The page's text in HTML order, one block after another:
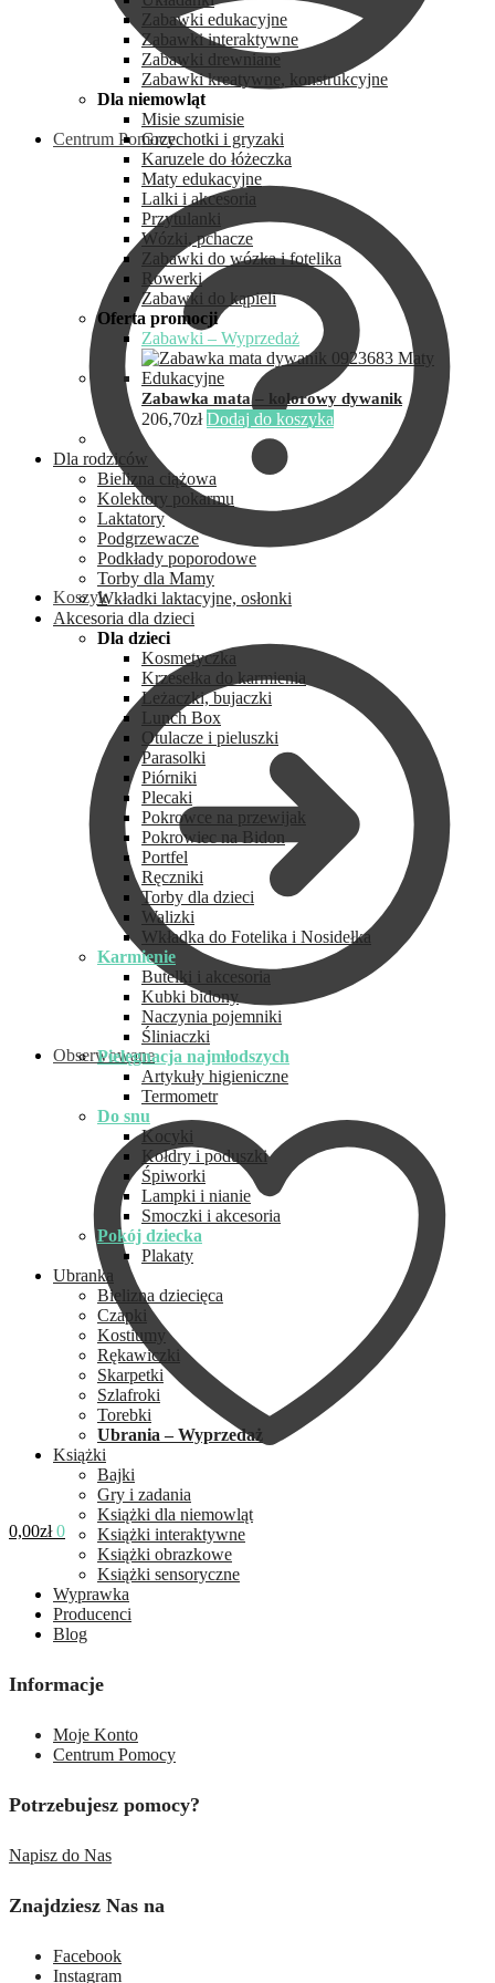
Centrum Pomocy
Koszyk
Obserwowane
0,00zł 0
Zabawki edukacyjne
Zabawki interaktywne
Zabawki drewniane
Zabawki kreatywne, konstrukcyjne
Dla niemowląt
Misie szumisie
Grzechotki i gryzaki
Karuzele do łóżeczka
Maty edukacyjne
Lalki i akcesoria
Przytulanki
Wózki, pchacze
Zabawki do wózka i fotelika
Rowerki
Zabawki do kąpieli
Oferta promocji
Zabawki – Wyprzedaż
Zabawka mata – kolorowy dywanik
206,70zł Dodaj do koszyka
Dla rodziców
Bielizna ciążowa
Kolektory pokarmu
Laktatory
Podgrzewacze
Podkłady poporodowe
Torby dla Mamy
Wkładki laktacyjne, osłonki
Akcesoria dla dzieci
Dla dzieci
Kosmetyczka
Krzesełka do karmienia
Leżaczki, bujaczki
Lunch Box
Otulacze i pieluszki
Parasolki
Piórniki
Plecaki
Pokrowce na przewijak
Pokrowiec na Bidon
Portfel
Ręczniki
Torby dla dzieci
Walizki
Wkładka do Fotelika i Nosidełka
Karmienie
Butelki i akcesoria
Kubki bidony
Naczynia pojemniki
Śliniaczki
Pielęgnacja najmłodszych
Artykuły higieniczne
Termometr
Do snu
Kocyki
Kołdry i poduszki
Śpiworki
Lampki i nianie
Smoczki i akcesoria
Pokój dziecka
Plakaty
Ubranka
Bielizna dziecięca
Czapki
Kostiumy
Rękawiczki
Skarpetki
Szlafroki
Torebki
Ubrania – Wyprzedaż
Książki
Bajki
Gry i zadania
Książki dla niemowląt
Książki interaktywne
Książki obrazkowe
Książki sensoryczne
Wyprawka
Producenci
Blog
Informacje
Moje Konto
Centrum Pomocy
Potrzebujesz pomocy?
Napisz do Nas
Znajdziesz Nas na
Facebook
Instagram